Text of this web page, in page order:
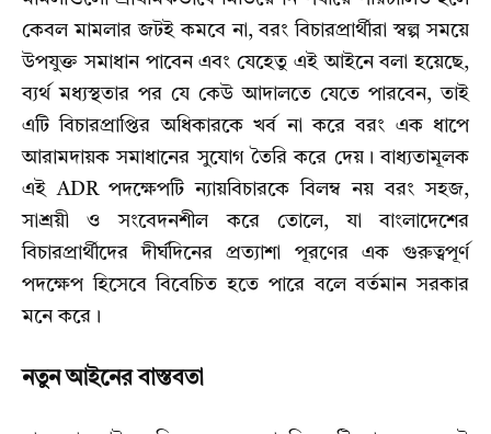
কেবল মামলার জটই কমবে না, বরং বিচারপ্রার্থীরা স্বল্প সময়ে
উপযুক্ত সমাধান পাবেন এবং যেহেতু এই আইনে বলা হয়েছে,
ব্যর্থ মধ্যস্থতার পর যে কেউ আদালতে যেতে পারবেন, তাই
এটি বিচারপ্রাপ্তির অধিকারকে খর্ব না করে বরং এক ধাপে
আরামদায়ক সমাধানের সুযোগ তৈরি করে দেয়। বাধ্যতামূলক
এই ADR পদক্ষেপটি ন্যায়বিচারকে বিলম্ব নয় বরং সহজ,
সাশ্রয়ী ও সংবেদনশীল করে তোলে, যা বাংলাদেশের
বিচারপ্রার্থীদের দীর্ঘদিনের প্রত্যাশা পূরণের এক গুরুত্বপূর্ণ
পদক্ষেপ হিসেবে বিবেচিত হতে পারে বলে বর্তমান সরকার
মনে করে।
নতুন আইনের বাস্তবতা